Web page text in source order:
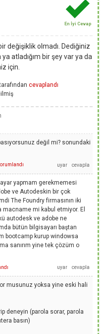
En İyi Cevap
değişiklik olmadı. Dediğiniz
atladığım bir şey var ya da
için.
cevaplandı
değil mi? sonundaki
ayar yapmam gerekmemesi
ve Autodeskin bir çok
The Foundry firmasının iki
mi kabul etmiyor. El
autodesk ve adobe ne
bütün bilgisayarı baştan
bootcamp kurup windowsa
sanırım yine tek çözüm o
musunuz yoksa yine eski hali
deneyin (parola sorar, parola
basın)